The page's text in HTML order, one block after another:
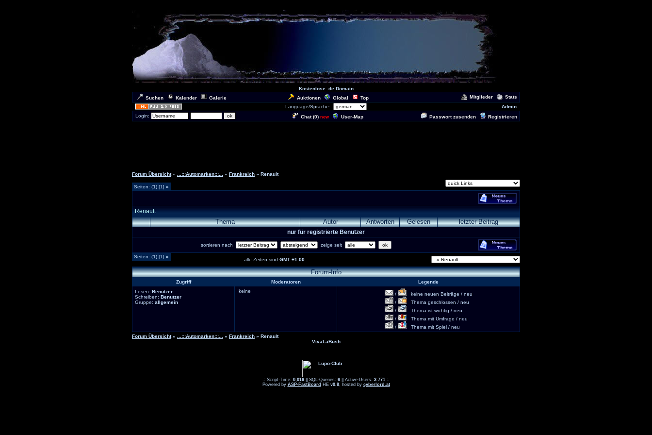
Kostenlose .de Domain
Suchen
Kalender Galerie Auktionen Global Top Mitglieder
Stats
Language/Sprache:
Admin
Login:
Chat (0) new User-Map Passwort zusenden Registrieren
Forum Übersicht » ...:::Automarken:::... » Frankreich » Renault
Seiten: (1) [1] »
Renault
Thema Autor Antworten Gelesen letzter Beitrag
nur für registrierte Benutzer
sortieren nach zeige seit
Seiten: (1) [1] »
alle Zeiten sind GMT +1:00
Forum-Info
Zugriff Moderatoren
Legende
Lesen: Benutzer
Schreiben: Benutzer
Gruppe: allgemein
keine
/
keine neuen Beiträge / neu
/
Thema geschlossen / neu
/
Thema ist wichtig / neu
/
Thema mit Umfrage / neu
/
Thema mit Spiel / neu
Forum Übersicht » ...:::Automarken:::... » Frankreich » Renault
VivaLaBush
.: Script-Time: 0,016 || SQL-Queries: 6 || Active-Users: 3 771 :.
Powered by ASP-FastBoard HE v0.8, hosted by cyberlord.at